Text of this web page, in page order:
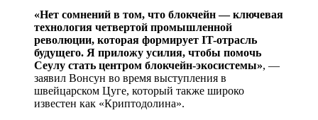
«Нет сомнений в том, что блокчейн — ключевая
технология четвертой промышленной
революции, которая формирует IT-отрасль
будущего. Я приложу усилия, чтобы помочь
Сеулу стать центром блокчейн-экосистемы», —
заявил Вонсун во время выступления в
швейцарском Цуге, который также широко
известен как «Криптодолина».